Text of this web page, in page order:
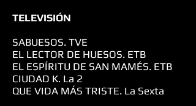
TELEVISIÓN
SABUESOS. TVE
EL LECTOR DE HUESOS. ETB
EL ESPÍRITU DE SAN MAMÉS. ETB
CIUDAD K. La 2
QUE VIDA MÁS TRISTE. La Sexta